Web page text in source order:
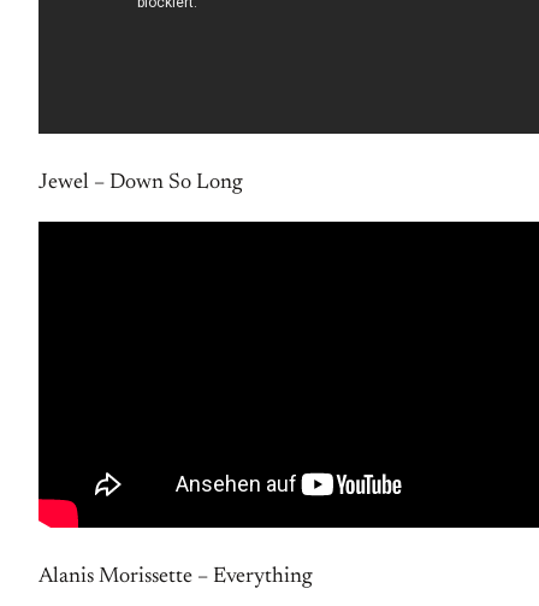
Jewel – Down So Long
Alanis Morissette – Everything